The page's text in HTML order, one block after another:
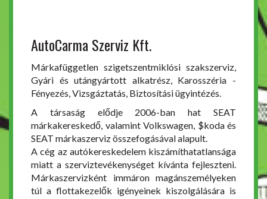
AutoCarma Szerviz Kft.
Márkafüggetlen szigetszentmiklósi szakszerviz,
Gyári és utángyártott alkatrész, Karosszéria -
Fényezés, Vizsgáztatás, Biztosítási ügyintézés.
A társaság elődje 2006-ban hat SEAT
márkakereskedő, valamint Volkswagen, $koda és
SEAT márkaszerviz összefogásával alapult.
A cég az autókereskedelem kiszámíthatatlansága
miatt a szerviztevékenységet kívánta fejleszteni.
Márkaszervizként immáron magánszemélyeken
túl a flottakezelők igényeinek kiszolgálására is